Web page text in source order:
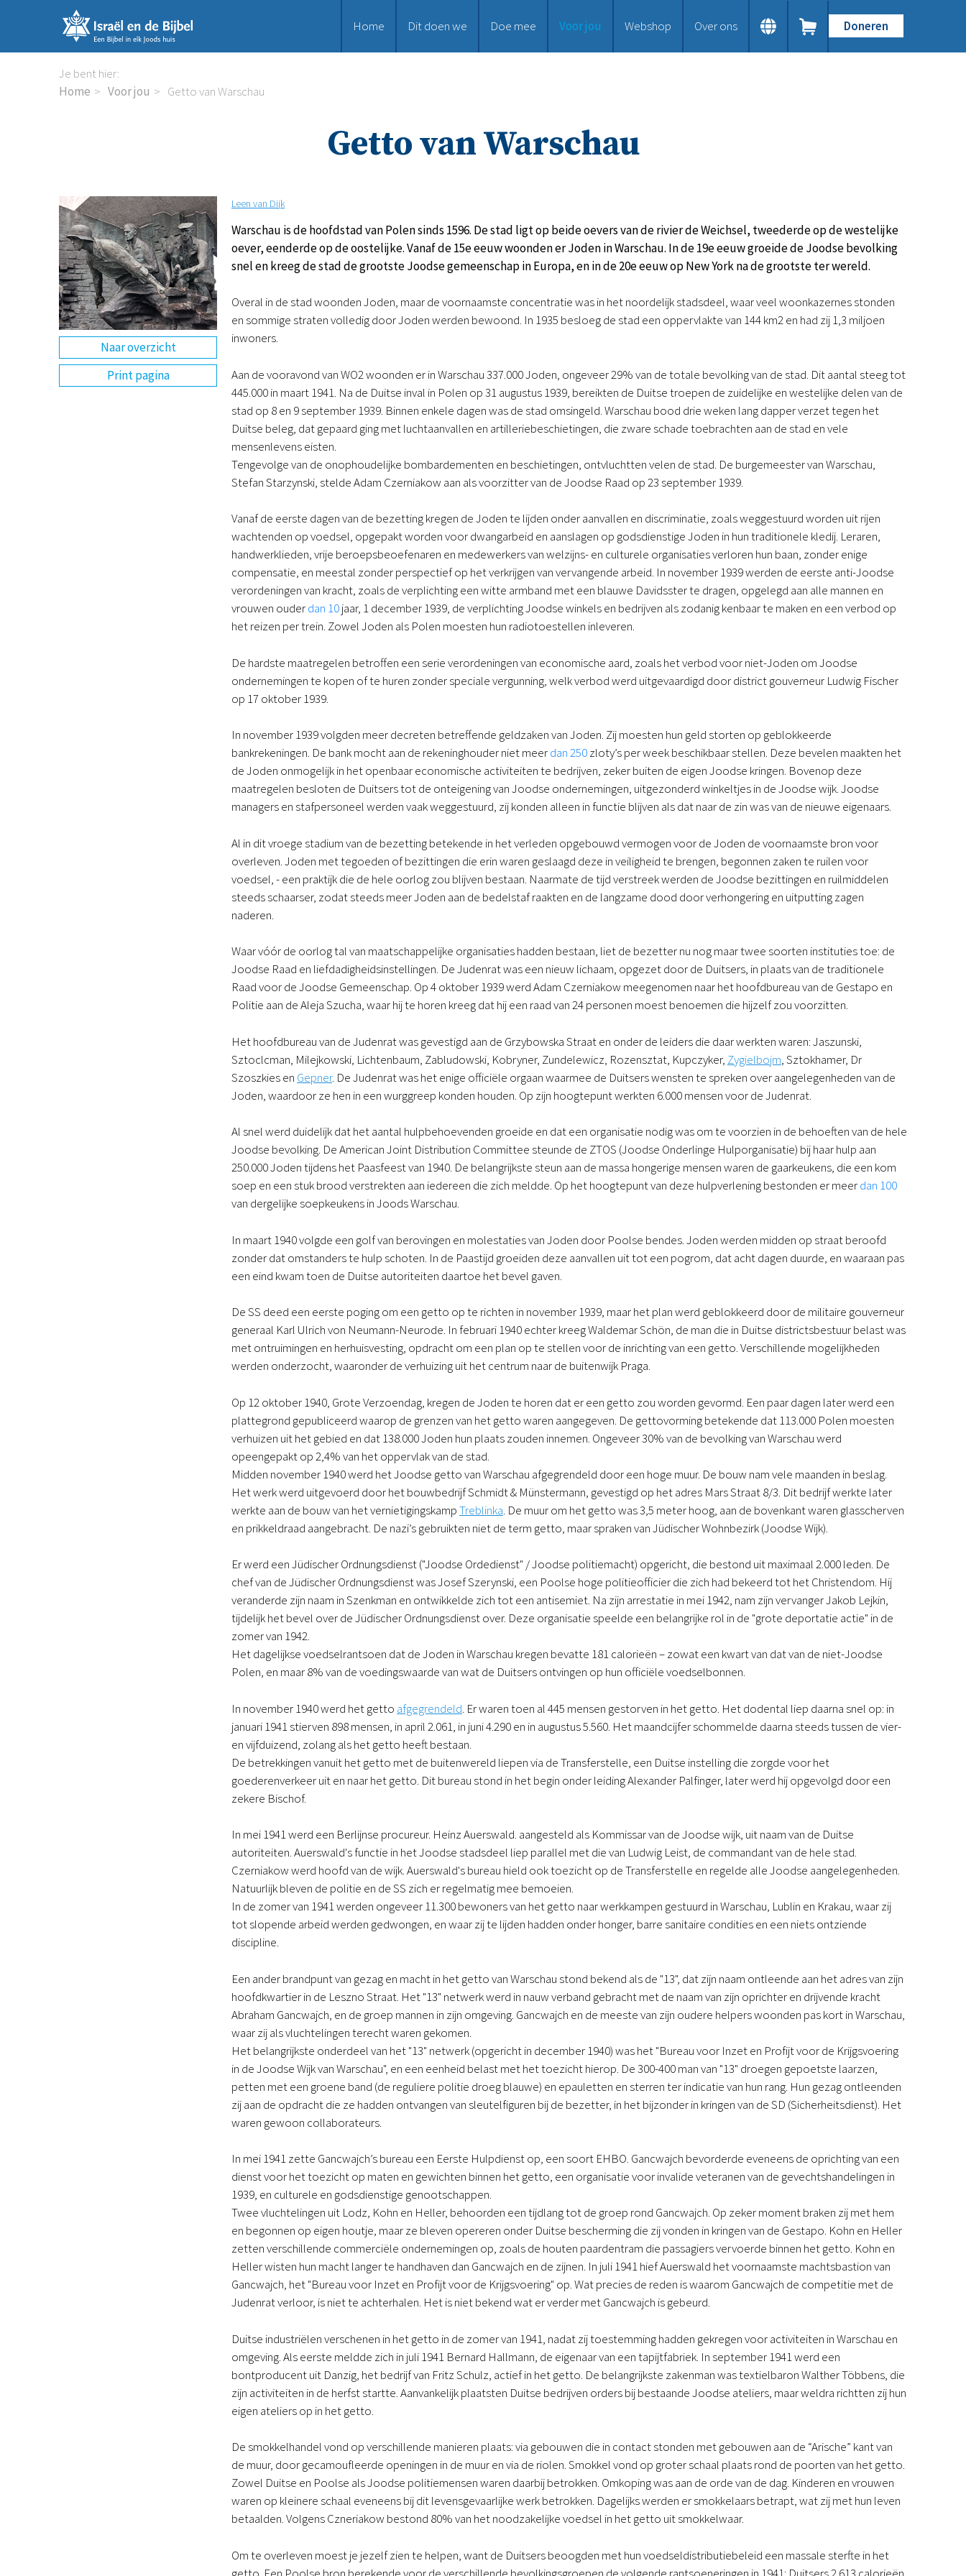
Home Dit doen we Doe mee Voor jou Webshop Over ons Doneren
Je bent hier:
Home
Voor jou Getto van Warschau
Getto van Warschau
Naar overzicht
Print pagina
Leen van Dijk
Warschau is de hoofdstad van Polen sinds 1596. De stad ligt op beide oevers van de rivier de Weichsel, tweederde op de westelijke
oever, eenderde op de oostelijke. Vanaf de 15e eeuw woonden er Joden in Warschau. In de 19e eeuw groeide de Joodse bevolking
snel en kreeg de stad de grootste Joodse gemeenschap in Europa, en in de 20e eeuw op New York na de grootste ter wereld.
Overal in de stad woonden Joden, maar de voornaamste concentratie was in het noordelijk stadsdeel, waar veel woonkazernes stonden
en sommige straten volledig door Joden werden bewoond. In 1935 besloeg de stad een oppervlakte van 144 km2 en had zij 1,3 miljoen
inwoners.
Aan de vooravond van WO2 woonden er in Warschau 337.000 Joden, ongeveer 29% van de totale bevolking van de stad. Dit aantal steeg tot
445.000 in maart 1941. Na de Duitse inval in Polen op 31 augustus 1939, bereikten de Duitse troepen de zuidelijke en westelijke delen van de
stad op 8 en 9 september 1939. Binnen enkele dagen was de stad omsingeld. Warschau bood drie weken lang dapper verzet tegen het
Duitse beleg, dat gepaard ging met luchtaanvallen en artilleriebeschietingen, die zware schade toebrachten aan de stad en vele
mensenlevens eisten.
Tengevolge van de onophoudelijke bombardementen en beschietingen, ontvluchtten velen de stad. De burgemeester van Warschau,
Stefan Starzynski, stelde Adam Czerniakow aan als voorzitter van de Joodse Raad op 23 september 1939.
Vanaf de eerste dagen van de bezetting kregen de Joden te lijden onder aanvallen en discriminatie, zoals weggestuurd worden uit rijen
wachtenden op voedsel, opgepakt worden voor dwangarbeid en aanslagen op godsdienstige Joden in hun traditionele kledij. Leraren,
handwerklieden, vrije beroepsbeoefenaren en medewerkers van welzijns- en culturele organisaties verloren hun baan, zonder enige
compensatie, en meestal zonder perspectief op het verkrijgen van vervangende arbeid. In november 1939 werden de eerste anti-Joodse
verordeningen van kracht, zoals de verplichting een witte armband met een blauwe Davidsster te dragen, opgelegd aan alle mannen en
vrouwen ouderdan 10jaar, 1 december 1939, de verplichting Joodse winkels en bedrijven als zodanig kenbaar te maken en een verbod op
het reizen per trein. Zowel Joden als Polen moesten hun radiotoestellen inleveren.
De hardste maatregelen betroffen een serie verordeningen van economische aard, zoals het verbod voor niet-Joden om Joodse
ondernemingen te kopen of te huren zonder speciale vergunning, welk verbod werd uitgevaardigd door district gouverneur Ludwig Fischer
op 17 oktober 1939.
In november 1939 volgden meer decreten betreffende geldzaken van Joden. Zij moesten hun geld storten op geblokkeerde
bankrekeningen. De bank mocht aan de rekeninghouder niet meerdan 250zloty’s per week beschikbaar stellen. Deze bevelen maakten het
de Joden onmogelijk in het openbaar economische activiteiten te bedrijven, zeker buiten de eigen Joodse kringen. Bovenop deze
maatregelen besloten de Duitsers tot de onteigening van Joodse ondernemingen, uitgezonderd winkeltjes in de Joodse wijk. Joodse
managers en stafpersoneel werden vaak weggestuurd, zij konden alleen in functie blijven als dat naar de zin was van de nieuwe eigenaars.
Al in dit vroege stadium van de bezetting betekende in het verleden opgebouwd vermogen voor de Joden de voornaamste bron voor
overleven. Joden met tegoeden of bezittingen die erin waren geslaagd deze in veiligheid te brengen, begonnen zaken te ruilen voor
voedsel, - een praktijk die de hele oorlog zou blijven bestaan. Naarmate de tijd verstreek werden de Joodse bezittingen en ruilmiddelen
steeds schaarser, zodat steeds meer Joden aan de bedelstaf raakten en de langzame dood door verhongering en uitputting zagen
naderen.
Waar vóór de oorlog tal van maatschappelijke organisaties hadden bestaan, liet de bezetter nu nog maar twee soorten instituties toe: de
Joodse Raad en liefdadigheidsinstellingen. De Judenrat was een nieuw lichaam, opgezet door de Duitsers, in plaats van de traditionele
Raad voor de Joodse Gemeenschap. Op 4 oktober 1939 werd Adam Czerniakow meegenomen naar het hoofdbureau van de Gestapo en
Politie aan de Aleja Szucha, waar hij te horen kreeg dat hij een raad van 24 personen moest benoemen die hijzelf zou voorzitten.
Het hoofdbureau van de Judenrat was gevestigd aan de Grzybowska Straat en onder de leiders die daar werkten waren: Jaszunski,
Sztoclcman, Milejkowski, Lichtenbaum, Zabludowski, Kobryner, Zundelewicz, Rozensztat, Kupczyker, Zygielbojm, Sztokhamer, Dr
Szoszkies en Gepner. De Judenrat was het enige officiële orgaan waarmee de Duitsers wensten te spreken over aangelegenheden van de
Joden, waardoor ze hen in een wurggreep konden houden. Op zijn hoogtepunt werkten 6.000 mensen voor de Judenrat.
Al snel werd duidelijk dat het aantal hulpbehoevenden groeide en dat een organisatie nodig was om te voorzien in de behoeften van de hele
Joodse bevolking. De American Joint Distribution Committee steunde de ZTOS (Joodse Onderlinge Hulporganisatie) bij haar hulp aan
250.000 Joden tijdens het Paasfeest van 1940. De belangrijkste steun aan de massa hongerige mensen waren de gaarkeukens, die een kom
soep en een stuk brood verstrekten aan iedereen die zich meldde. Op het hoogtepunt van deze hulpverlening bestonden er meerdan 100
van dergelijke soepkeukens in Joods Warschau.
In maart 1940 volgde een golf van berovingen en molestaties van Joden door Poolse bendes. Joden werden midden op straat beroofd
zonder dat omstanders te hulp schoten. In de Paastijd groeiden deze aanvallen uit tot een pogrom, dat acht dagen duurde, en waaraan pas
een eind kwam toen de Duitse autoriteiten daartoe het bevel gaven.
De SS deed een eerste poging om een getto op te richten in november 1939, maar het plan werd geblokkeerd door de militaire gouverneur
generaal Karl Ulrich von Neumann-Neurode. In februari 1940 echter kreeg Waldemar Schön, de man die in Duitse districtsbestuur belast was
met ontruimingen en herhuisvesting, opdracht om een plan op te stellen voor de inrichting van een getto. Verschillende mogelijkheden
werden onderzocht, waaronder de verhuizing uit het centrum naar de buitenwijk Praga.
Op 12 oktober 1940, Grote Verzoendag, kregen de Joden te horen dat er een getto zou worden gevormd. Een paar dagen later werd een
plattegrond gepubliceerd waarop de grenzen van het getto waren aangegeven. De gettovorming betekende dat 113.000 Polen moesten
verhuizen uit het gebied en dat 138.000 Joden hun plaats zouden innemen. Ongeveer 30% van de bevolking van Warschau werd
opeengepakt op 2,4% van het oppervlak van de stad.
Midden november 1940 werd het Joodse getto van Warschau afgegrendeld door een hoge muur. De bouw nam vele maanden in beslag.
Het werk werd uitgevoerd door het bouwbedrijf Schmidt & Münstermann, gevestigd op het adres Mars Straat 8/3. Dit bedrijf werkte later
werkte aan de bouw van het vernietigingskampTreblinka. De muur om het getto was 3,5 meter hoog, aan de bovenkant waren glasscherven
en prikkeldraad aangebracht. De nazi’s gebruikten niet de term getto, maar spraken van Jüdischer Wohnbezirk (Joodse Wijk).
Er werd een Jüdischer Ordnungsdienst ("Joodse Ordedienst" / Joodse politiemacht) opgericht, die bestond uit maximaal 2.000 leden. De
chef van de Jüdischer Ordnungsdienst was Josef Szerynski, een Poolse hoge politieofficier die zich had bekeerd tot het Christendom. Hij
veranderde zijn naam in Szenkman en ontwikkelde zich tot een antisemiet. Na zijn arrestatie in mei 1942, nam zijn vervanger Jakob Lejkin,
tijdelijk het bevel over de Jüdischer Ordnungsdienst over. Deze organisatie speelde een belangrijke rol in de "grote deportatie actie" in de
zomer van 1942.
Het dagelijkse voedselrantsoen dat de Joden in Warschau kregen bevatte 181 calorieën – zowat een kwart van dat van de niet-Joodse
Polen, en maar 8% van de voedingswaarde van wat de Duitsers ontvingen op hun officiële voedselbonnen.
In november 1940 werd het getto afgegrendeld. Er waren toen al 445 mensen gestorven in het getto. Het dodental liep daarna snel op: in
januari 1941 stierven 898 mensen, in april 2.061, in juni 4.290 en in augustus 5.560. Het maandcijfer schommelde daarna steeds tussen de vier-
en vijfduizend, zolang als het getto heeft bestaan.
De betrekkingen vanuit het getto met de buitenwereld liepen via de Transferstelle, een Duitse instelling die zorgde voor het
goederenverkeer uit en naar het getto. Dit bureau stond in het begin onder leiding Alexander Palfinger, later werd hij opgevolgd door een
zekere Bischof.
In mei 1941 werd een Berlijnse procureur. Heinz Auerswald. aangesteld als Kommissar van de Joodse wijk, uit naam van de Duitse
autoriteiten. Auerswald's functie in het Joodse stadsdeel liep parallel met die van Ludwig Leist, de commandant van de hele stad.
Czerniakow werd hoofd van de wijk. Auerswald's bureau hield ook toezicht op de Transferstelle en regelde alle Joodse aangelegenheden.
Natuurlijk bleven de politie en de SS zich er regelmatig mee bemoeien.
In de zomer van 1941 werden ongeveer 11.300 bewoners van het getto naar werkkampen gestuurd in Warschau, Lublin en Krakau, waar zij
tot slopende arbeid werden gedwongen, en waar zij te lijden hadden onder honger, barre sanitaire condities en een niets ontziende
discipline.
Een ander brandpunt van gezag en macht in het getto van Warschau stond bekend als de "13", dat zijn naam ontleende aan het adres van zijn
hoofdkwartier in de Leszno Straat. Het "13" netwerk werd in nauw verband gebracht met de naam van zijn oprichter en drijvende kracht
Abraham Gancwajch, en de groep mannen in zijn omgeving. Gancwajch en de meeste van zijn oudere helpers woonden pas kort in Warschau,
waar zij als vluchtelingen terecht waren gekomen.
Het belangrijkste onderdeel van het "13" netwerk (opgericht in december 1940) was het "Bureau voor Inzet en Profijt voor de Krijgsvoering
in de Joodse Wijk van Warschau", en een eenheid belast met het toezicht hierop. De 300-400 man van "13" droegen gepoetste laarzen,
petten met een groene band (de reguliere politie droeg blauwe) en epauletten en sterren ter indicatie van hun rang. Hun gezag ontleenden
zij aan de opdracht die ze hadden ontvangen van sleutelfiguren bij de bezetter, in het bijzonder in kringen van de SD (Sicherheitsdienst). Het
waren gewoon collaborateurs.
In mei 1941 zette Gancwajch’s bureau een Eerste Hulpdienst op, een soort EHBO. Gancwajch bevorderde eveneens de oprichting van een
dienst voor het toezicht op maten en gewichten binnen het getto, een organisatie voor invalide veteranen van de gevechtshandelingen in
1939, en culturele en godsdienstige genootschappen.
Twee vluchtelingen uit Lodz, Kohn en Heller, behoorden een tijdlang tot de groep rond Gancwajch. Op zeker moment braken zij met hem
en begonnen op eigen houtje, maar ze bleven opereren onder Duitse bescherming die zij vonden in kringen van de Gestapo. Kohn en Heller
zetten verschillende commerciële ondernemingen op, zoals de houten paardentram die passagiers vervoerde binnen het getto. Kohn en
Heller wisten hun macht langer te handhaven dan Gancwajch en de zijnen. In juli 1941 hief Auerswald het voornaamste machtsbastion van
Gancwajch, het "Bureau voor Inzet en Profijt voor de Krijgsvoering" op. Wat precies de reden is waarom Gancwajch de competitie met de
Judenrat verloor, is niet te achterhalen. Het is niet bekend wat er verder met Gancwajch is gebeurd.
Duitse industriëlen verschenen in het getto in de zomer van 1941, nadat zij toestemming hadden gekregen voor activiteiten in Warschau en
omgeving. Als eerste meldde zich in juli 1941 Bernard Hallmann, de eigenaar van een tapijtfabriek. In september 1941 werd een
bontproducent uit Danzig, het bedrijf van Fritz Schulz, actief in het getto. De belangrijkste zakenman was textielbaron Walther Többens, die
zijn activiteiten in de herfst startte. Aanvankelijk plaatsten Duitse bedrijven orders bij bestaande Joodse ateliers, maar weldra richtten zij hun
eigen ateliers op in het getto.
De smokkelhandel vond op verschillende manieren plaats: via gebouwen die in contact stonden met gebouwen aan de “Arische” kant van
de muur, door gecamoufleerde openingen in de muur en via de riolen. Smokkel vond op groter schaal plaats rond de poorten van het getto.
Zowel Duitse en Poolse als Joodse politiemensen waren daarbij betrokken. Omkoping was aan de orde van de dag. Kinderen en vrouwen
waren op kleinere schaal eveneens bij dit levensgevaarlijke werk betrokken. Dagelijks werden er smokkelaars betrapt, wat zij met hun leven
betaalden. Volgens Czneriakow bestond 80% van het noodzakelijke voedsel in het getto uit smokkelwaar.
Om te overleven moest je jezelf zien te helpen, want de Duitsers beoogden met hun voedseldistributiebeleid een massale sterfte in het
Doneer
Bid mee
Schenkingen en legaten
Voor jou
Kennisbank
Digitale nieuwsbrief
Agenda
Kinderwerk
Jongerenwerk
Webshop
Geschiedenis
Actueel
ANBI
Veelgestelde vragen
Contact
Doneren